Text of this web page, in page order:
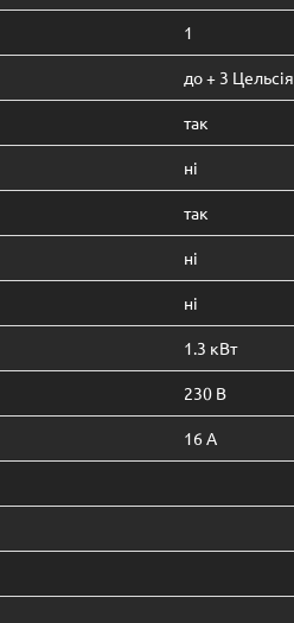
1
до + 3 Цельсія
так
ні
так
ні
ні
1.3 кВт
230 В
16 А